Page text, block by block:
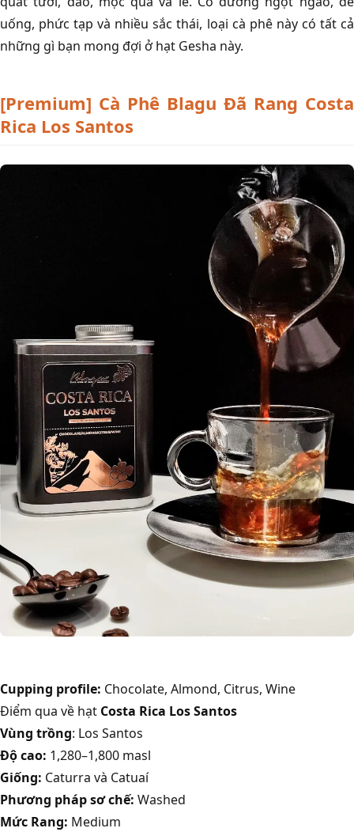
uống, phức tạp và nhiều sắc thái, loại cà phê này có tất cả
những gì bạn mong đợi ở hạt Gesha này.
[Premium] Cà Phê Blagu Đã Rang Costa
Rica Los Santos
Cupping profile: Chocolate, Almond, Citrus, Wine
Điểm qua về hạt Costa Rica Los Santos
Vùng trồng: Los Santos
Độ cao: 1,280–1,800 masl
Giống: Caturra và Catuaí
Phương pháp sơ chế: Washed
Mức Rang: Medium